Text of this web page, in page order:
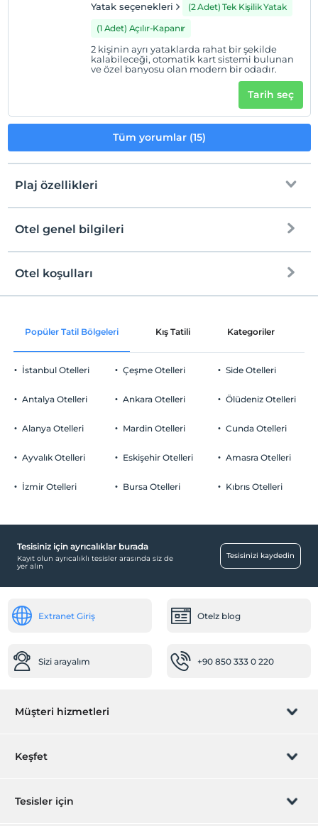
Yatak seçenekleri
(2 Adet) Tek Kişilik Yatak
(1 Adet) Açılır-Kapanır
2 kişinin ayrı yataklarda rahat bir şekilde
kalabileceği, otomatik kart sistemi bulunan
ve özel banyosu olan modern bir odadır.
Tarih seç
Tüm yorumlar (15)
Plaj özellikleri
Plaja
Kum plaj
Otel genel bilgileri
Ortak alanlar ve tüm odalar
Otopark
Ücretsiz Özel Otopark
Havuz
Sigara içilmeyen odalar
Bebek karyolası
Klima
Ulaşım
Otel koşulları
Check/in
Check/out
En geç saat 11:00 ve öncesi
Evcil Hayvan
Tesisimizde sadece 18 ile 85 yaşları arasındaki misafirler kabul
Çocuklar
Popüler Tatil Bölgeleri Kış Tatili Kategoriler
İstanbul Otelleri
Antalya Otelleri
Alanya Otelleri
Ayvalık Otelleri
İzmir Otelleri
Çeşme Otelleri
Ankara Otelleri
Mardin Otelleri
Eskişehir Otelleri
Bursa Otelleri
Side Otelleri
Ölüdeniz Otelleri
Cunda Otelleri
Amasra Otelleri
Kıbrıs Otelleri
Tesisiniz için ayrıcalıklar burada
Kayıt olun ayrıcalıklı tesisler arasında siz de
yer alın
Tesisinizi kaydedin
Extranet Giriş Otelz blog
Sizi arayalım +90 850 333 0 220
Müşteri hizmetleri
Rezervasyon yönet
Keşfet
Hediye Kart
Tesisler için